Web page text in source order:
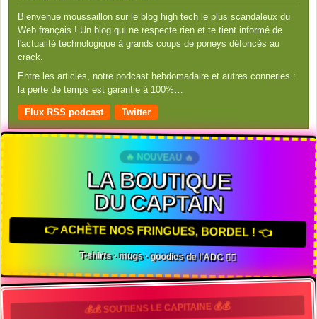
Bienvenue moussaillon sur le blog high tech le plus scandaleux du
Web français ! Un blog qui ne respecte rien et te tient informé de
l'actualité technologique à grands coups de poneys défoncés au
crack.
Entre les articles, notre podcast hebdomadaire et autres conneries :
la perte de temps est garantie à 100%…
Flux RSS podcast Twitter
🔥 NOUVEAU 🔥
LA BOUTIQUE
DU CAPTAIN
👉 ACHÈTE NOS FRINGUES, BORDEL ! 👈
T-shirts · mugs · goodies de l'ADC 🏴‍☠️
💰💰 SOUTIENS LE CAPITAINE 💰💰